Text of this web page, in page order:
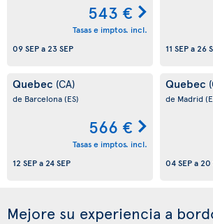
543 €
Tasas e imptos. incl.
09 SEPa23 SEP
11 SEPa26
Quebec (CA)
de Barcelona(ES)
566 €
Tasas e imptos. incl.
12 SEPa24 SEP
Quebec
de Madrid
04 SEPa20
Mejore su experiencia a